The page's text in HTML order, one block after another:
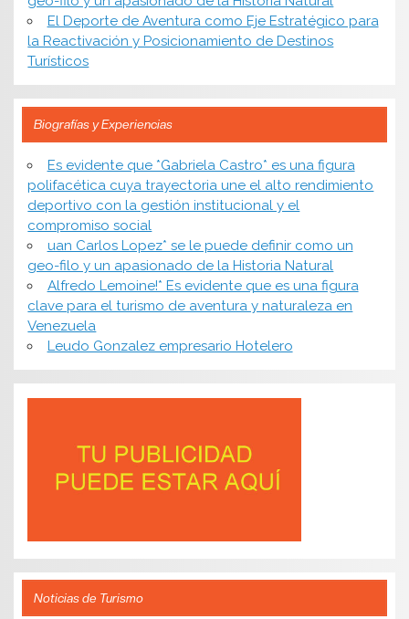
El Deporte de Aventura como Eje Estratégico para
la Reactivación y Posicionamiento de Destinos
Turísticos
Biografías y Experiencias
Es evidente que *Gabriela Castro* es una figura
polifacética cuya trayectoria une el alto rendimiento
deportivo con la gestión institucional y el
compromiso social
uan Carlos Lopez* se le puede definir como un
geo-filo y un apasionado de la Historia Natural
Alfredo Lemoine!* Es evidente que es una figura
clave para el turismo de aventura y naturaleza en
Venezuela
Leudo Gonzalez empresario Hotelero
Noticias de Turismo